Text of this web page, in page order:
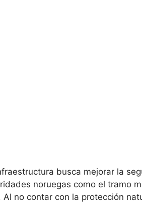
busca mejorar la
noruegas como el tramo
Al no contar con la protección